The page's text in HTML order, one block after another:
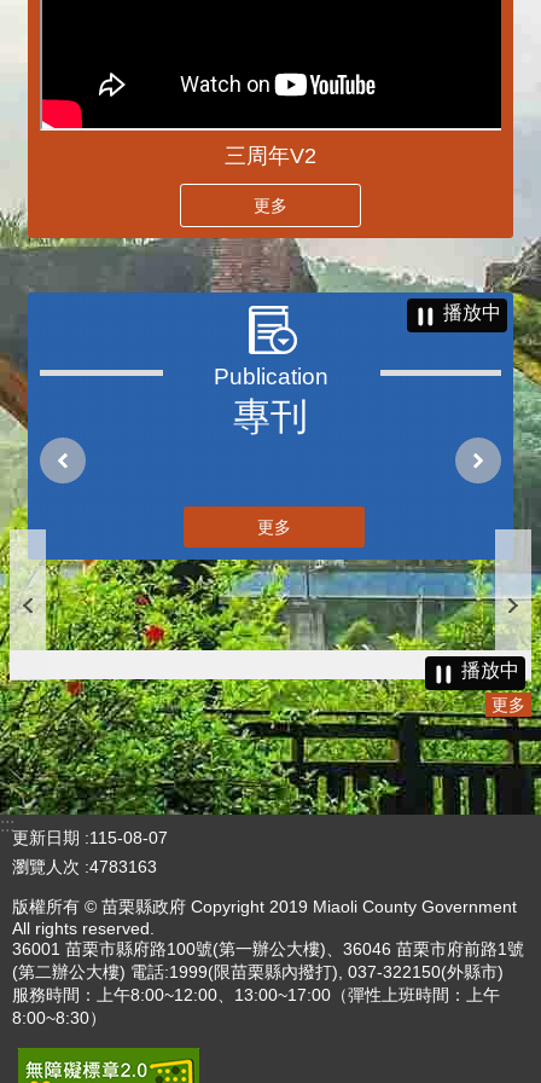
三周年V2
更多
專刊
播放中
更多
播放中
更多
:::
更新日期
115-08-07
瀏覽人次 4783163
版權所有 © 苗栗縣政府 Copyright 2019 Miaoli County Government
All rights reserved.
36001 苗栗市縣府路100號(第一辦公大樓)、36046 苗栗市府前路1號
(第二辦公大樓) 電話:1999(限苗栗縣內撥打), 037-322150(外縣市)
服務時間：上午8:00~12:00、13:00~17:00（彈性上班時間：上午
8:00~8:30）